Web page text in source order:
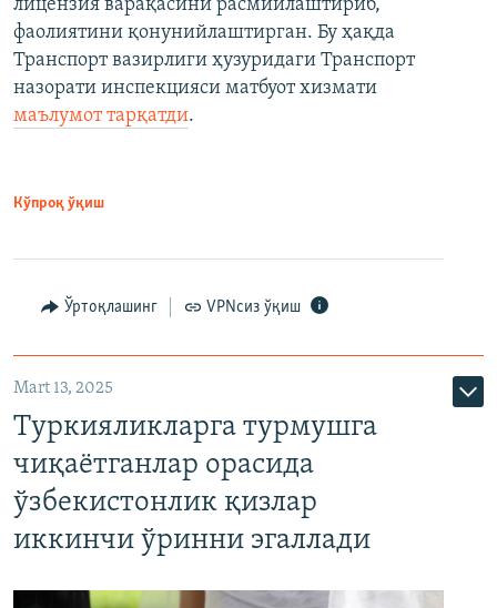
лицензия варақасини расмийлаштириб,
фаолиятини қонунийлаштирган. Бу ҳақда
Транспорт вазирлиги ҳузуридаги Транспорт
назорати инспекцияси матбуот хизмати
маълумот тарқатди.
Кўпроқ ўқиш
Ўртоқлашинг VPNсиз ўқиш
Mart 13, 2025
Туркияликларга турмушга
чиқаётганлар орасида
ўзбекистонлик қизлар
иккинчи ўринни эгаллади